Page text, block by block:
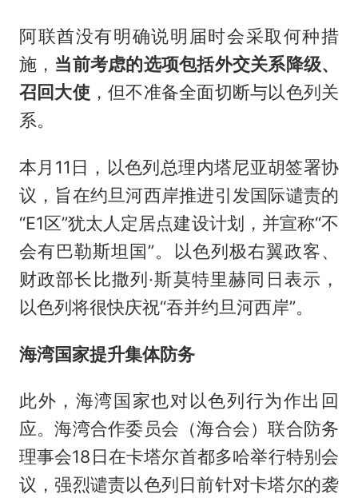
阿联酋没有明确说明届时会采取何种措
施， 当前考虑的选项包括外交关系降级、
召回大使 ，但不准备全面切断与以色列关
系。
本月11日，以色列总理内塔尼亚胡签署协
议，旨在约旦河西岸推进引发国际谴责的
“E1区”犹太人定居点建设计划，并宣称“不
会有巴勒斯坦国”。以色列极右翼政客、
财政部长比撒列·斯莫特里赫同日表示，
以色列将很快庆祝“吞并约旦河西岸”。
海湾国家提升集体防务
此外，海湾国家也对以色列行为作出回
应。海湾合作委员会（海合会）联合防务
理事会18日在卡塔尔首都多哈举行特别会
议，强烈谴责以色列日前针对卡塔尔的袭